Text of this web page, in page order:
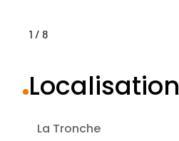
1 / 8
Localisation
La Tronche